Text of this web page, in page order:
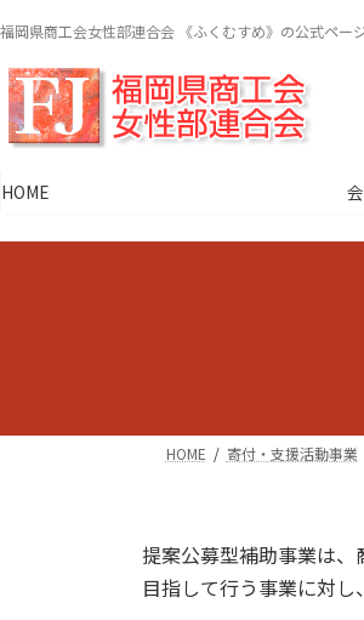
ン
テ
ン
ツ
ス
ッ
ビ
ゲ
ー
シ
ン
移
福岡県商工会女性部連合会 《ふくむすめ》の公式ペー
HOME
HOME 寄付・支援活動事業
提案公募型補助事業は
目指して行う事業に対し